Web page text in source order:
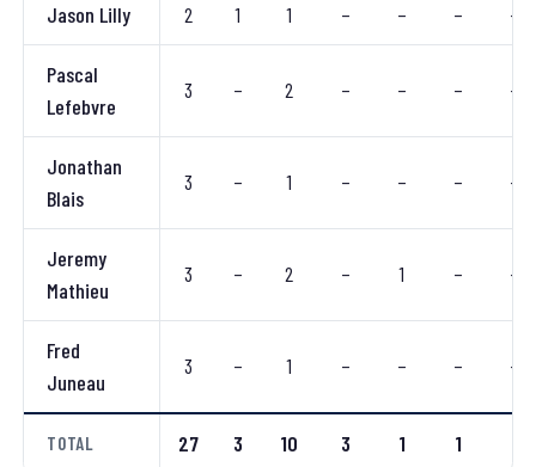
Jason Lilly 2 1 1 – – – –
Pascal
Lefebvre
3 – 2 – – – –
Jonathan
Blais
3 – 1 – – – –
Jeremy
Mathieu
3 – 2 – 1 – –
Fred
Juneau
3 – 1 – – – –
TOTAL 27 3 10 3 1 1